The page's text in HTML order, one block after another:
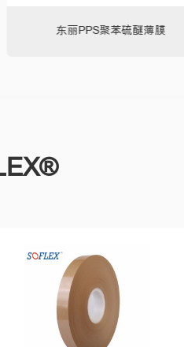
东丽PPS聚苯硫醚薄膜